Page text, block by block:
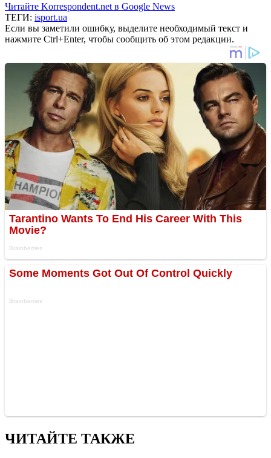
Читайте Korrespondent.net в Google News
ТЕГИ: isport.ua
Если вы заметили ошибку, выделите необходимый текст и
нажмите Ctrl+Enter, чтобы сообщить об этом редакции.
ЧИТАЙТЕ ТАКЖЕ